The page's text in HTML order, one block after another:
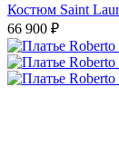
Костюм Saint
66 900 ₽